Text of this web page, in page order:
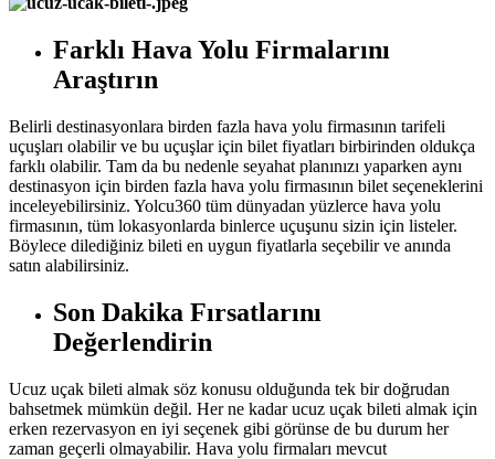
Farklı Hava Yolu Firmalarını
Araştırın
Belirli destinasyonlara birden fazla hava yolu firmasının tarifeli
uçuşları olabilir ve bu uçuşlar için bilet fiyatları birbirinden oldukça
farklı olabilir. Tam da bu nedenle seyahat planınızı yaparken aynı
destinasyon için birden fazla hava yolu firmasının bilet seçeneklerini
inceleyebilirsiniz. Yolcu360 tüm dünyadan yüzlerce hava yolu
firmasının, tüm lokasyonlarda binlerce uçuşunu sizin için listeler.
Böylece dilediğiniz bileti en uygun fiyatlarla seçebilir ve anında
satın alabilirsiniz.
Son Dakika Fırsatlarını
Değerlendirin
Ucuz uçak bileti almak söz konusu olduğunda tek bir doğrudan
bahsetmek mümkün değil. Her ne kadar ucuz uçak bileti almak için
erken rezervasyon en iyi seçenek gibi görünse de bu durum her
zaman geçerli olmayabilir. Hava yolu firmaları mevcut